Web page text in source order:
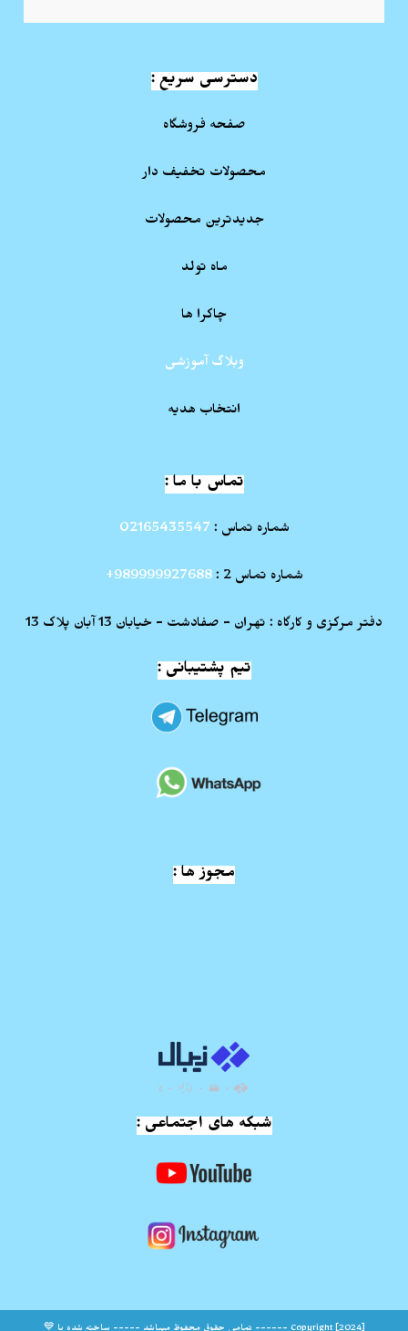
دسترسی سریع :
صفحه فروشگاه
محصولات تخفیف دار
جدیدترین محصولات
ماه تولد
چاکرا ها
وبلاگ آموزشی
انتخاب هدیه
تماس با ما :
شماره تماس : 02165435547
شماره تماس 2 : 989999927688+
دفتر مرکزی و کارگاه : تهران - صفادشت - خیابان 13 آبان پلاک 13
تیم پشتیبانی :
مجوز ها :
شبکه های اجتماعی :